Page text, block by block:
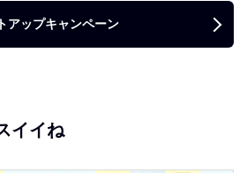
アップキャンペーン
イイね